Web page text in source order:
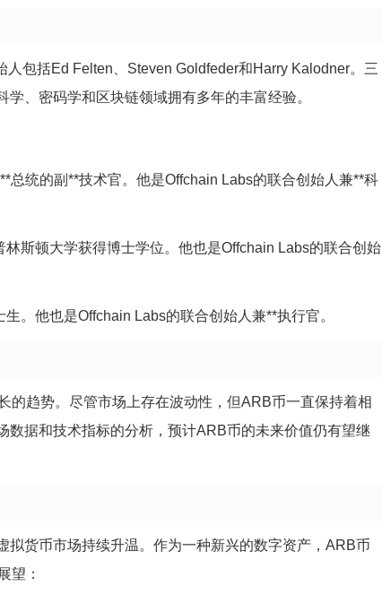
包括Ed Felten、Steven Goldfeder和Harry Kalodner。三
、密码学和区块链领域拥有多年的丰富经验。
总统的副**技术官。他是Offchain Labs的联合创始人兼**科
林斯顿大学获得博士学位。他也是Offchain Labs的联合创始
。他也是Offchain Labs的联合创始人兼**执行官。
的趋势。尽管市场上存在波动性，但ARB币一直保持着相
数据和技术指标的分析，预计ARB币的未来价值仍有望继
货币市场持续升温。作为一种新兴的数字资产，ARB币
望：